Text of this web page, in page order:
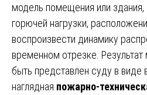
модель помещения или
горючей нагрузки,
воспроизвести динамику
временном отрезке.
быть представлен суду в виде
наглядная пожарно-